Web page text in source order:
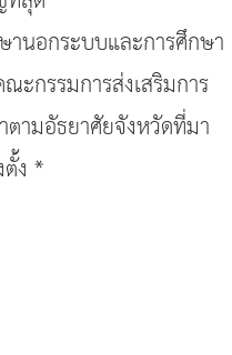
านอกระบบและการศึกษา
ะกรรมการส่งเสริมการ
ามอัธยาศัยจังหวัดที่มา
ง *